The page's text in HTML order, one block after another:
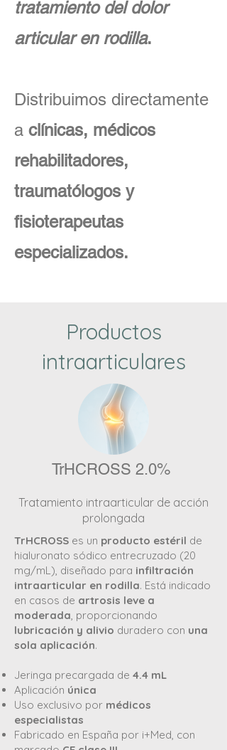
tratamiento del dolor
articular en rodilla.
Distribuimos directamente
a clínicas, médicos
rehabilitadores,
traumatólogos y
fisioterapeutas
especializados.
Productos
intraarticulares
TrHCROSS 2.0%
Tratamiento intraarticular de acción
prolongada
TrHCROSS es un producto estéril de
hialuronato sódico entrecruzado (20
mg/mL), diseñado para infiltración
intraarticular en rodilla. Está indicado
en casos de artrosis leve a
moderada, proporcionando
lubricación y alivio duradero con una
sola aplicación.
Jeringa precargada de 4.4 mL
Aplicación única
Uso exclusivo por médicos
especialistas
Fabricado en España por i+Med, con